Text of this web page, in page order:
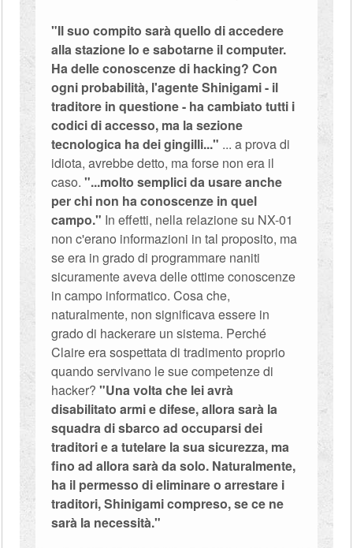
"Il suo compito sarà quello di accedere
alla stazione Io e sabotarne il computer.
Ha delle conoscenze di hacking? Con
ogni probabilità, l'agente Shinigami - il
traditore in questione - ha cambiato tutti i
codici di accesso, ma la sezione
tecnologica ha dei gingilli..." ... a prova di
idiota, avrebbe detto, ma forse non era il
caso."...molto semplici da usare anche
per chi non ha conoscenze in quel
campo." In effetti, nella relazione su NX-01
non c'erano informazioni in tal proposito, ma
se era in grado di programmare naniti
sicuramente aveva delle ottime conoscenze
in campo informatico. Cosa che,
naturalmente, non significava essere in
grado di hackerare un sistema. Perché
Claire era sospettata di tradimento proprio
quando servivano le sue competenze di
hacker?"Una volta che lei avrà
disabilitato armi e difese, allora sarà la
squadra di sbarco ad occuparsi dei
traditori e a tutelare la sua sicurezza, ma
fino ad allora sarà da solo. Naturalmente,
ha il permesso di eliminare o arrestare i
traditori, Shinigami compreso, se ce ne
sarà la necessità."